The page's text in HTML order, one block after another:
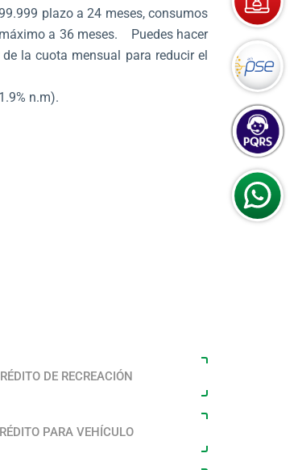
plazo a 24 meses, consumos
a 36 meses. Puedes hacer
la cuota mensual para reducir el
n.m).
DE RECREACIÓN
PARA VEHÍCULO